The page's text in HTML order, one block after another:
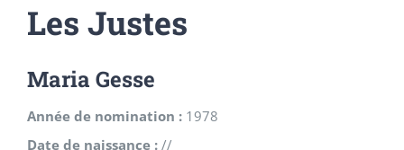
Les Justes
Maria Gesse
Année de nomination : 1978
Date de naissance : //